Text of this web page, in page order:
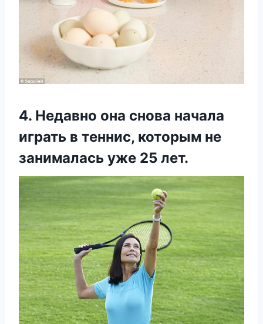
4. Недавно она снова начала
играть в теннис, которым не
занималась уже 25 лет.